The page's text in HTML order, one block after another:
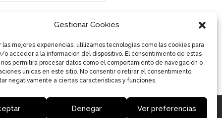
Gestionar Cookies
las mejores experiencias, utilizamos tecnologías como las cookies para
o acceder a la información del dispositivo. El consentimiento de estas
permitirá procesar datos como el comportamiento de navegación o
únicas en este sitio. No consentir o retirar el consentimiento,
negativamente a ciertas características y funciones.
Denegar Ver preferencias